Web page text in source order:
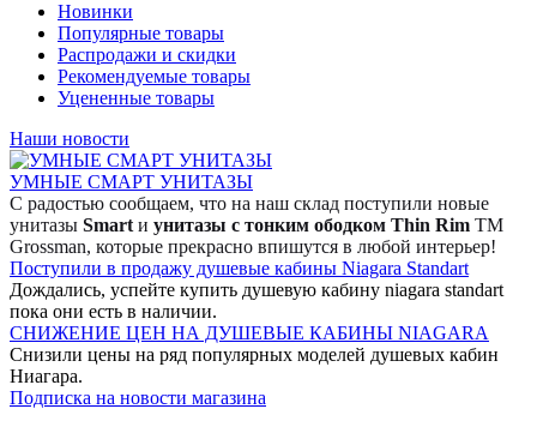
Новинки
Популярные товары
Распродажи и скидки
Рекомендуемые товары
Уцененные товары
Наши новости
УМНЫЕ СМАРТ УНИТАЗЫ
С радостью сообщаем, что на наш склад поступили новые
унитазы Smart и унитазы с тонким ободком Thin Rim TM
Grossman, которые прекрасно впишутся в любой интерьер!
Поступили в продажу душевые кабины Niagara Standart
Дождались, успейте купить душевую кабину niagara standart
пока они есть в наличии.
СНИЖЕНИЕ ЦЕН НА ДУШЕВЫЕ КАБИНЫ NIAGARA
Снизили цены на ряд популярных моделей душевых кабин
Ниагара.
Подписка на новости магазина